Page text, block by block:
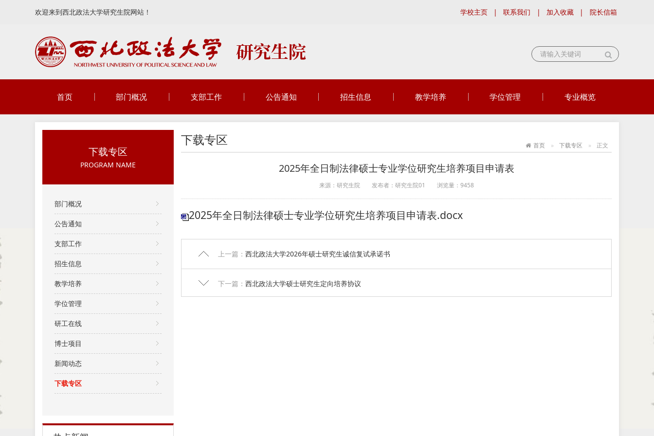
欢迎来到西北政法大学研究生院网站！ 学校主页 | 联系我们 | 加入收藏 | 院长信箱
首页 部门概况 支部工作 公告通知 招生信息 教学培养 学位管理 专业概览
下载专区
PROGRAM NAME
部门概况
公告通知
支部工作
招生信息
教学培养
学位管理
研工在线
博士项目
新闻动态
下载专区
首页 下载专区 正文
下载专区
2025年全日制法律硕士专业学位研究生培养项目申请表
来源：研究生院 发布者：研究生院01 浏览量： 9458
2025年全日制法律硕士专业学位研究生培养项目申请表.docx
上一篇： 西北政法大学2026年硕士研究生诚信复试承诺书
下一篇： 西北政法大学硕士研究生定向培养协议